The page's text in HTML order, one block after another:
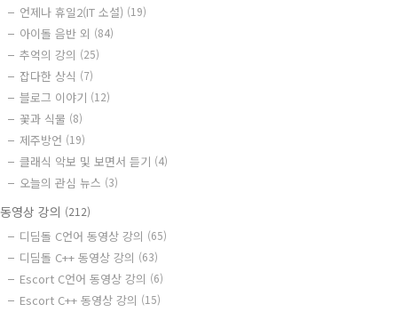
언제나 휴일2(IT 소설) (19)
아이돌 음반 외 (84)
추억의 강의 (25)
잡다한 상식 (7)
블로그 이야기 (12)
꽃과 식물 (8)
제주방언 (19)
클래식 악보 및 보면서 듣기 (4)
오늘의 관심 뉴스 (3)
동영상 강의 (212)
디딤돌 C언어 동영상 강의 (65)
디딤돌 C++ 동영상 강의 (63)
Escort C언어 동영상 강의 (6)
Escort C++ 동영상 강의 (15)